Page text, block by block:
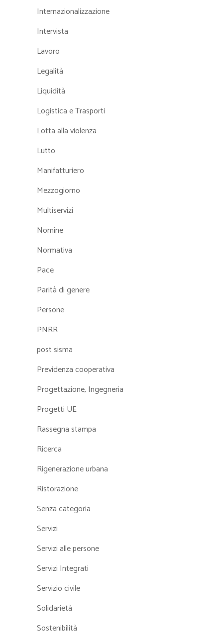
Internazionalizzazione
Intervista
Lavoro
Legalità
Liquidità
Logistica e Trasporti
Lotta alla violenza
Lutto
Manifatturiero
Mezzogiorno
Multiservizi
Nomine
Normativa
Pace
Parità di genere
Persone
PNRR
post sisma
Previdenza cooperativa
Progettazione, Ingegneria
Progetti UE
Rassegna stampa
Ricerca
Rigenerazione urbana
Ristorazione
Senza categoria
Servizi
Servizi alle persone
Servizi Integrati
Servizio civile
Solidarietà
Sostenibilità